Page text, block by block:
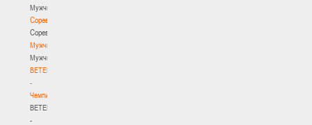
Мужчины
Соревнования
Соревнования
Мужчины
Мужчины
BETERA
-
Чемпионат
BETERA
-